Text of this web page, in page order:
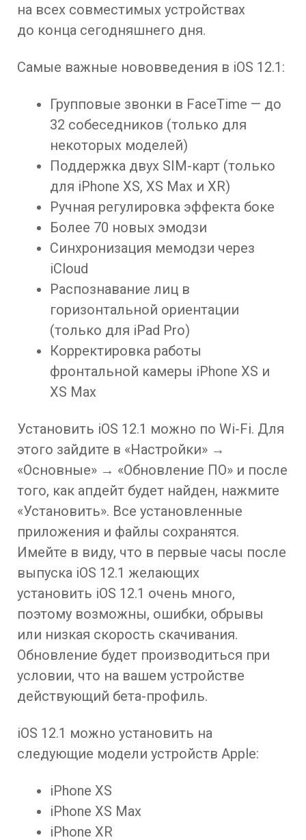
на всех совместимых устройствах
до конца сегодняшнего дня.
Самые важные нововведения в iOS 12.1:
Групповые звонки в FaceTime — до
32 собеседников (только для
некоторых моделей)
Поддержка двух SIM-карт (только
для iPhone XS, XS Max и XR)
Ручная регулировка эффекта боке
Более 70 новых эмодзи
Синхронизация мемодзи через
iCloud
Распознавание лиц в
горизонтальной ориентации
(только для iPad Pro)
Корректировка работы
фронтальной камеры iPhone XS и
XS Max
Установить iOS 12.1 можно по Wi-Fi. Для
этого зайдите в «Настройки» →
«Основные» → «Обновление ПО» и после
того, как апдейт будет найден, нажмите
«Установить». Все установленные
приложения и файлы сохранятся.
Имейте в виду, что в первые часы после
выпуска iOS 12.1 желающих
установить iOS 12.1 очень много,
поэтому возможны, ошибки, обрывы
или низкая скорость скачивания.
Обновление будет производиться при
условии, что на вашем устройстве
действующий бета-профиль.
iOS 12.1 можно установить на
следующие модели устройств Apple:
iPhone XS
iPhone XS Max
iPhone XR